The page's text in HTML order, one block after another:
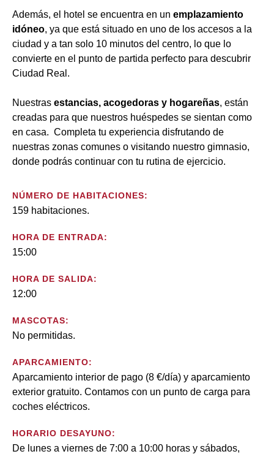
Además, el hotel se encuentra en un emplazamiento
idóneo, ya que está situado en uno de los accesos a la
ciudad y a tan solo 10 minutos del centro, lo que lo
convierte en el punto de partida perfecto para descubrir
Ciudad Real.
Nuestras estancias, acogedoras y hogareñas, están
creadas para que nuestros huéspedes se sientan como
en casa. Completa tu experiencia disfrutando de
nuestras zonas comunes o visitando nuestro gimnasio,
donde podrás continuar con tu rutina de ejercicio.
NÚMERO DE HABITACIONES:
159 habitaciones.
HORA DE ENTRADA:
15:00
HORA DE SALIDA:
12:00
MASCOTAS:
No permitidas.
APARCAMIENTO:
Aparcamiento interior de pago (8 €/día) y aparcamiento
exterior gratuito. Contamos con un punto de carga para
coches eléctricos.
HORARIO DESAYUNO:
De lunes a viernes de 7:00 a 10:00 horas y sábados,